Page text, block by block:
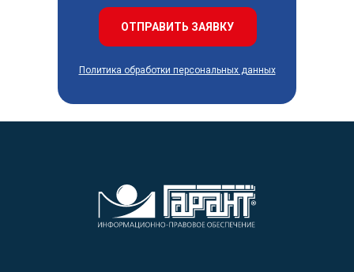
ОТПРАВИТЬ ЗАЯВКУ
Политика обработки персональных данных